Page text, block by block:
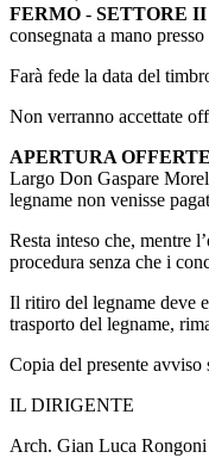
FERMO - SETTORE II
consegnata a mano
Farà fede la data del
Non verranno accettate
APERTURA OFFERTE
Largo Don Gaspare
legname non venisse
Resta inteso che, mentre
procedura senza che i
Il ritiro del legname deve
trasporto del legname,
Copia del presente
IL DIRIGENTE
Arch. Gian Luca Rongoni